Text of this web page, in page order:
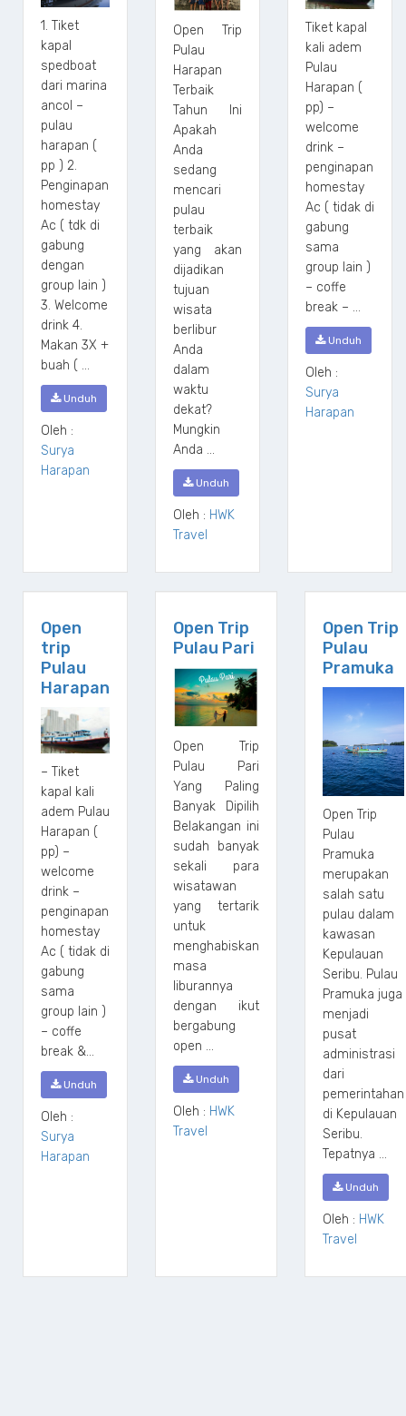
1. Tiket
kapal
spedboat
dari marina
ancol –
pulau
harapan (
pp ) 2.
Penginapan
homestay
Ac ( tdk di
gabung
dengan
group lain )
3. Welcome
drink 4.
Makan 3X +
buah ( ...
Unduh
Oleh :
Surya
Harapan
Open Trip
Pulau
Harapan
Terbaik
Tahun Ini
Apakah
Anda
sedang
mencari
pulau
terbaik
yang akan
dijadikan
tujuan
wisata
berlibur
Anda
dalam
waktu
dekat?
Mungkin
Anda ...
Unduh
Oleh : HWK
Travel
Tiket kapal
kali adem
Pulau
Harapan (
pp) –
welcome
drink –
penginapan
homestay
Ac ( tidak di
gabung
sama
group lain )
– coffe
break – ...
Unduh
Oleh :
Surya
Harapan
Open
trip
Pulau
Harapan
– Tiket
kapal kali
adem Pulau
Harapan (
pp) –
welcome
drink –
penginapan
homestay
Ac ( tidak di
gabung
sama
group lain )
– coffe
break &...
Unduh
Oleh :
Surya
Harapan
Open Trip
Pulau Pari
Open Trip
Pulau Pari
Yang Paling
Banyak Dipilih
Belakangan ini
sudah banyak
sekali para
wisatawan
yang tertarik
untuk
menghabiskan
masa
liburannya
dengan ikut
bergabung
open ...
Unduh
Oleh : HWK
Travel
Open Trip
Pulau
Pramuka
Open Trip
Pulau
Pramuka
merupakan
salah satu
pulau dalam
kawasan
Kepulauan
Seribu. Pulau
Pramuka juga
menjadi
pusat
administrasi
dari
pemerintahan
di Kepulauan
Seribu.
Tepatnya ...
Unduh
Oleh : HWK
Travel